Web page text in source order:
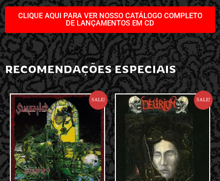
CLIQUE AQUI PARA VER NOSSO CATÁLOGO COMPLETO
DE LANÇAMENTOS EM CD
RECOMENDAÇÕES ESPECIAIS
Sale! Sale!